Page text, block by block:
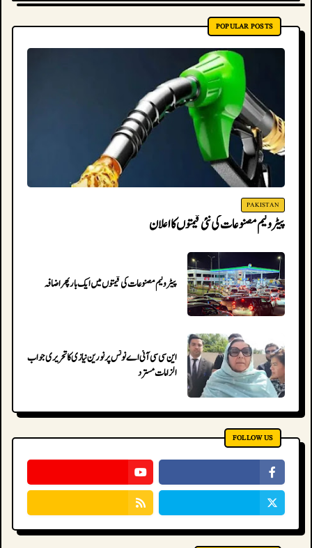
POPULAR POSTS
PAKISTAN
پیٹرولیم مصنوعات کی نئی قیمتوں کا اعلان
پیٹرولیم مصنوعات کی قیمتوں میں ایک بار پھر اضافہ
این سی سی آئی اے نوٹس پر نورین نیازی کا تحریری جواب جمع،
الزامات مسترد
FOLLOW US